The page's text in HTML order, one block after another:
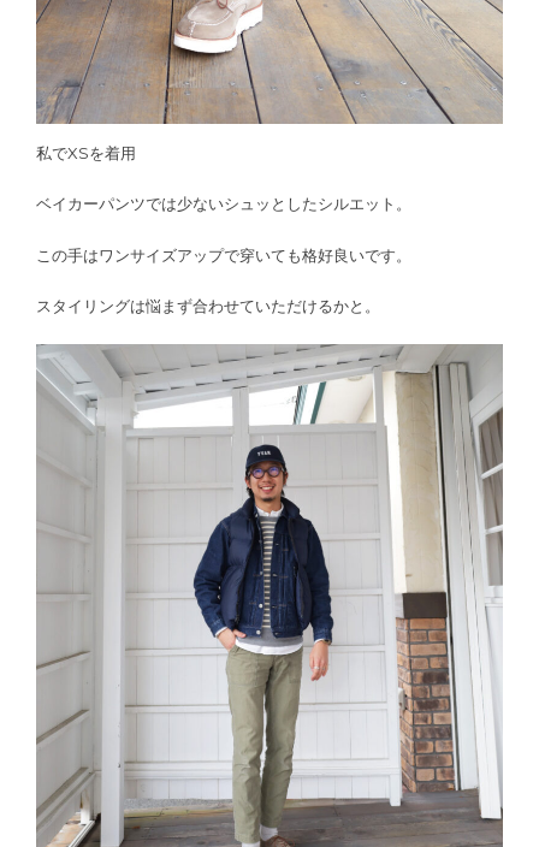
私でXSを着用
ベイカーパンツでは少ないシュッとしたシルエット。
この手はワンサイズアップで穿いても格好良いです。
スタイリングは悩まず合わせていただけるかと。